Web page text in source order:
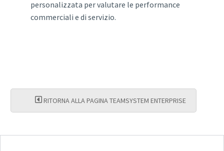
personalizzata per valutare le performance
commerciali e di servizio.
RITORNA ALLA PAGINA TEAMSYSTEM ENTERPRISE